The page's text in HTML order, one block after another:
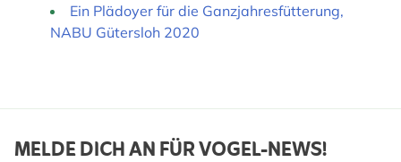
Ein Plädoyer für die Ganzjahresfütterung,
NABU Gütersloh 2020
MELDE DICH AN FÜR VOGEL-NEWS!